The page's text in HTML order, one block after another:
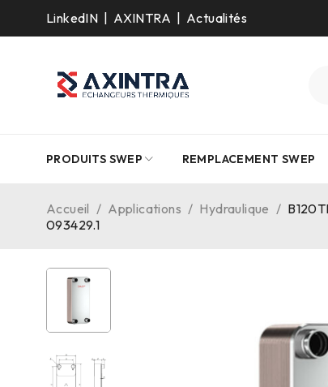
LinkedIN AXINTRA Actualités
PRODUITS SWEP REMPLACEMENT SWEP
Accueil / Applications / Hydraulique /
093429.1